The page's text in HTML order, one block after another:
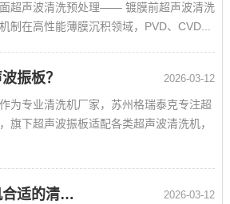
超声波清洗预处理—— 镀膜前超声波清洗
制在高性能薄膜沉积领域，PVD、CVD...
振板？ 2026-03-12
为专业清洗机厂家，苏州格瑞泰克专注超
旗下超声波振板适配各类超声波清洗机，
温州超声波清洗机合适的清洗温度建议 2026-03-12